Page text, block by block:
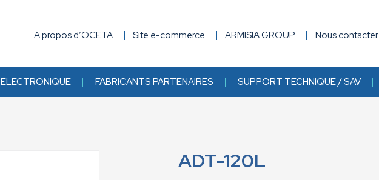
A propos d’OCETA Site e-commerce ARMISIA GROUP Nous contacter
ELECTRONIQUE FABRICANTS PARTENAIRES SUPPORT TECHNIQUE / SAV
ADT-120L